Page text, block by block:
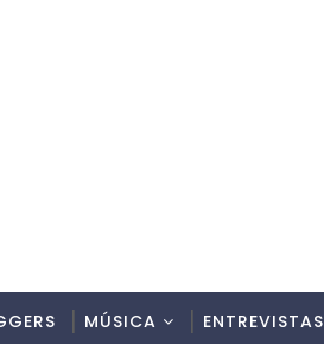
MÚSICA ENTREVISTAS